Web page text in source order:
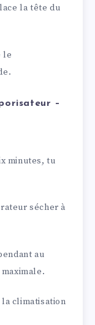
la tête du
le
–
minutes, tu
sécher à
au
climatisation